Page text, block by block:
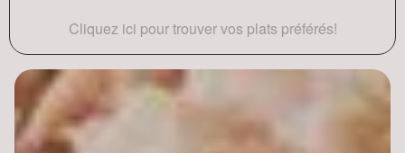
Cliquez ici pour trouver vos plats préférés!